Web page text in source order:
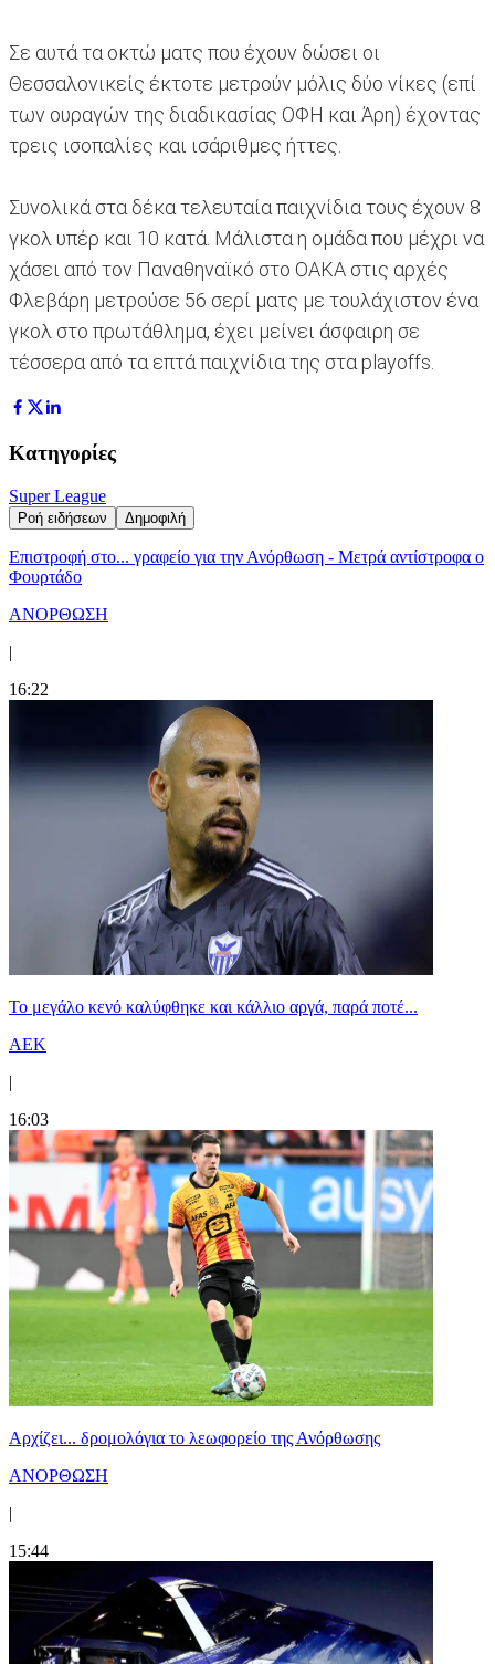
Σε αυτά τα οκτώ ματς που έχουν δώσει οι
Θεσσαλονικείς έκτοτε μετρούν μόλις δύο νίκες (επί
των ουραγών της διαδικασίας ΟΦΗ και Άρη) έχοντας
τρεις ισοπαλίες και ισάριθμες ήττες.
Συνολικά στα δέκα τελευταία παιχνίδια τους έχουν 8
γκολ υπέρ και 10 κατά. Μάλιστα η ομάδα που μέχρι να
χάσει από τον Παναθηναϊκό στο ΟΑΚΑ στις αρχές
Φλεβάρη μετρούσε 56 σερί ματς με τουλάχιστον ένα
γκολ στο πρωτάθλημα, έχει μείνει άσφαιρη σε
τέσσερα από τα επτά παιχνίδια της στα playoffs.
Κατηγορίες
Super League
Ροή ειδήσεων Δημοφιλή
Επιστροφή στο... γραφείο για την Ανόρθωση - Μετρά αντίστροφα ο
Φουρτάδο
ΑΝΟΡΘΩΣΗ
|
16:22
Το μεγάλο κενό καλύφθηκε και κάλλιο αργά, παρά ποτέ...
ΑΕΚ
|
16:03
Αρχίζει... δρομολόγια το λεωφορείο της Ανόρθωσης
ΑΝΟΡΘΩΣΗ
|
15:44